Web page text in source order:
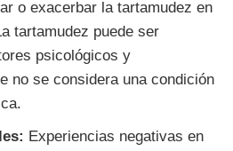
o exacerbar la tartamudez en
tartamudez puede ser
psicológicos y
no se considera una condición
Experiencias negativas en